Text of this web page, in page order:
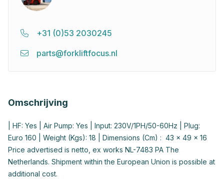
+31 (0)53 2030245
parts@forkliftfocus.nl
Omschrijving
| HF: Yes | Air Pump: Yes | Input: 230V/1PH/50-60Hz | Plug:
Euro 160 | Weight (Kgs): 18 | Dimensions (Cm) : 43 x 49 x 16
Price advertised is netto, ex works NL-7483 PA The
Netherlands. Shipment within the European Union is possible at
additional cost.